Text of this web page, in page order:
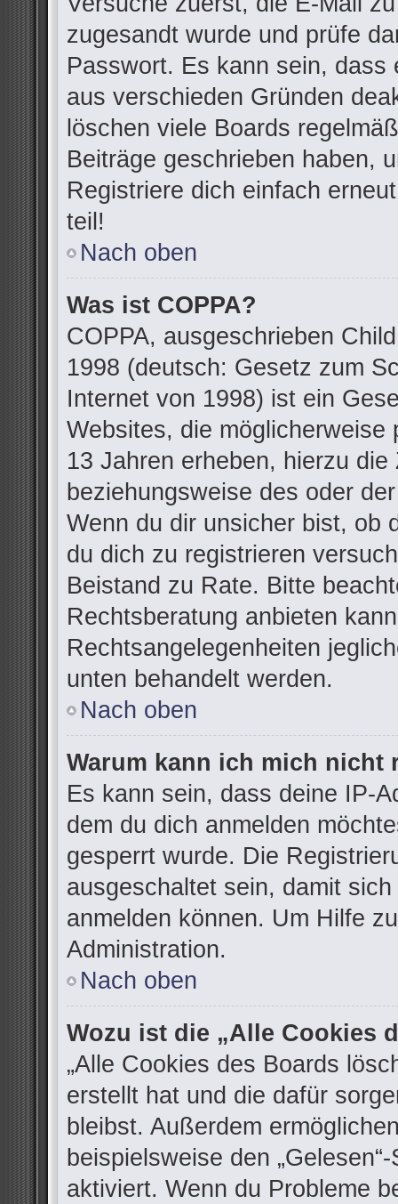
zugesandt wurde und prüfe
Passwort. Es kann sein, dass
aus verschieden Gründen
löschen viele Boards
Beiträge geschrieben haben,
Registriere dich einfach
teil!
Nach oben
Was ist COPPA?
COPPA, ausgeschrieben
1998 (deutsch: Gesetz zum
Internet von 1998) ist ein
Websites, die
13 Jahren erheben, hierzu
beziehungsweise des oder
Wenn du dir unsicher bist, ob
du dich zu registrieren
Beistand zu Rate. Bitte
Rechtsberatung anbieten
Rechtsangelegenheiten
unten behandelt werden.
Nach oben
Warum kann ich mich nicht
Es kann sein, dass deine IP-
dem du dich anmelden
gesperrt wurde. Die
ausgeschaltet sein, damit
anmelden können. Um Hilfe
Administration.
Nach oben
Wozu ist die „Alle Cookies
„Alle Cookies des Boards
erstellt hat und die dafür
bleibst. Außerdem
beispielsweise den
aktiviert. Wenn du Probleme